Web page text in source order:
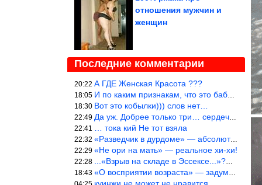
отношения мужчин и
женщин
Последние комментарии
20:22 А ГДЕ Женская Красота ???
18:05 И по каким признакам, что это баба? И какой мужик к ней приблизи
18:30 Вот это кобылки))) слов нет…
22:49 Да уж. Добрее только три… сердечка!
22:41 … тока кий Не тот взяла
22:32 «Разведчик в дурдоме» — абсолютное попадание!
22:29 «Не ори на мать» — реальное хи-хи!
22:28 ...«Взрыв на складе в Эссексе...»?… Служу России!
18:43 «О восприятии возраста» — задумался. На сколько раньше быстрее в